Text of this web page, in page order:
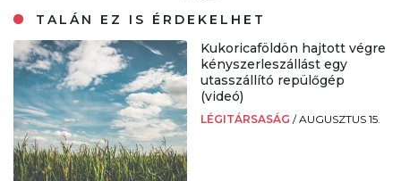
TALÁN EZ IS ÉRDEKELHET
Kukoricaföldön hajtott végre
kényszerleszállást egy
utasszállító repülőgép
(videó)
LÉGITÁRSASÁG /AUGUSZTUS 15.